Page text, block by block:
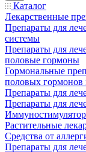
Каталог
Лекарственные
Препараты для
системы
Препараты для
половые гормоны
Гормональные
половых гормонов
Препараты для
Препараты для
Растительные
Средства от
Препараты для